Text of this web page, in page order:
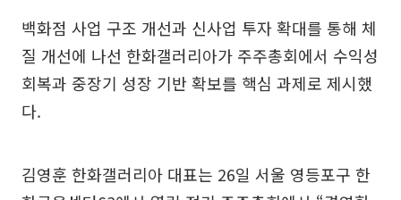
백화점 사업 구조 개선과 신사업 투자 확대를 통해 체
질 개선에 나선 한화갤러리아가 주주총회에서 수익성
회복과 중장기 성장 기반 확보를 핵심 과제로 제시했
다.
김영훈 한화갤러리아 대표는 26일 서울 영등포구 한